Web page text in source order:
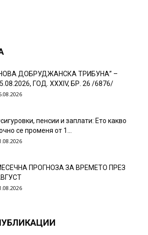
ДОБРУДЖАНСКА ТРИБУНА” –
ГОД. XXХIV, БР. 26 /6876/
пенсии и заплати: Ето какво
се променя от 1...
ПРОГНОЗА ЗА ВРЕМЕТО ПРЕЗ